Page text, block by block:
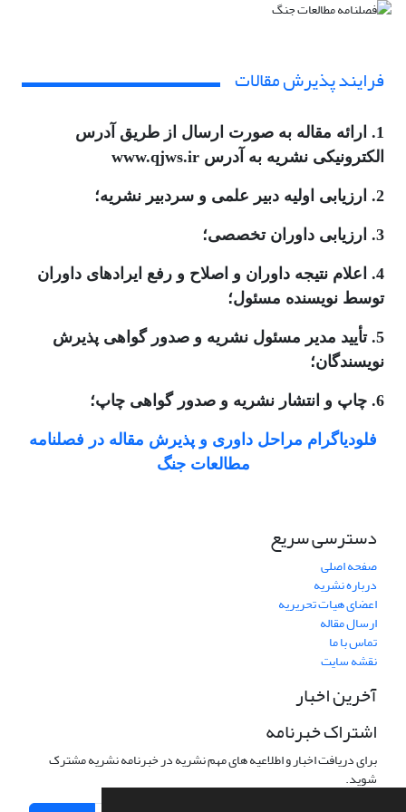
فرایند پذیرش مقالات
1. ارائه مقاله به صورت ارسال از طریق آدرس
الکترونیکی نشریه به آدرس www.qjws.ir
2. ارزیابی اولیه دبیر علمی و سردبیر نشریه؛
3. ارزیابی داوران تخصصی؛
4. اعلام نتیجه داوران و اصلاح و رفع ایرادهای داوران
توسط نویسنده مسئول؛
5. تأیید مدیر مسئول نشریه و صدور گواهی پذیرش
نویسندگان؛
6. چاپ و انتشار نشریه و صدور گواهی چاپ؛
فلودیاگرام مراحل داوری و پذیرش مقاله در فصلنامه
مطالعات جنگ
دسترسی سریع
صفحه اصلی
درباره نشریه
اعضای هیات تحریریه
ارسال مقاله
تماس با ما
نقشه سایت
آخرین اخبار
اشتراک خبرنامه
برای دریافت اخبار و اطلاعیه های مهم نشریه در خبرنامه نشریه مشترک
شوید.